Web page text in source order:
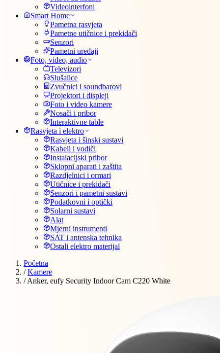
Videointerfoni
Smart Home
Pametna rasvjeta
Pametne utičnice i prekidači
Senzori
Pametni uređaji
Foto, video, audio
Televizori
Slušalice
Zvučnici i soundbarovi
Projektori i displeji
Foto i video kamere
Nosači i pribor
Interaktivne table
Rasvjeta i elektro
Rasvjeta i šinski sustavi
Kabeli i vodiči
Instalacijski pribor
Sklopni aparati i zaštita
Razdjelnici i ormari
Utičnice i prekidači
Senzori i pametni sustavi
Podatkovni i optički
Solarni sustavi
Alat
Mjerni instrumenti
SAT i antenska tehnika
Ostali elektro materijal
Početna
/ Kamere
/ Anker, eufy Security Indoor Cam C220 White